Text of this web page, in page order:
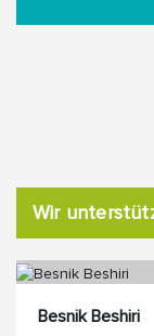
Wir
Besnik Beshiri